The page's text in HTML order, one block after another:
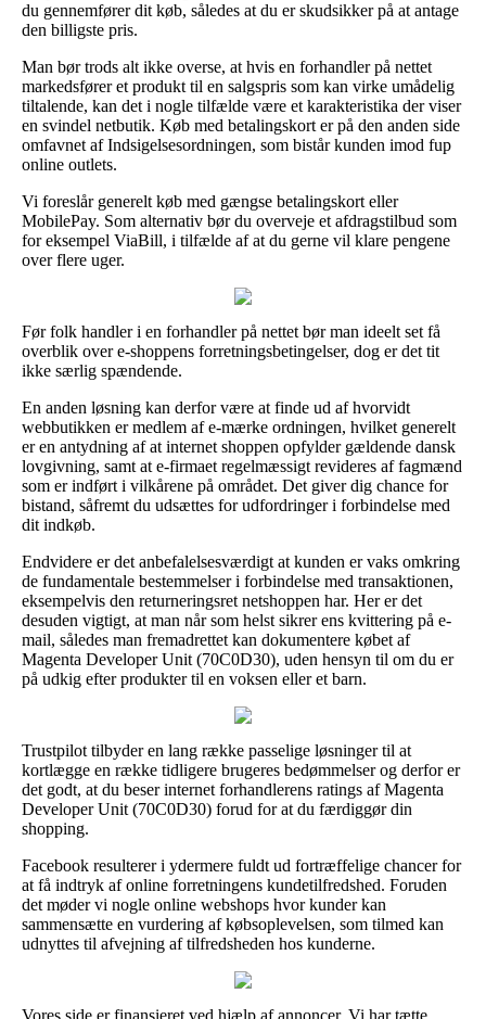
du gennemfører dit køb, således at du er skudsikker på at antage
den billigste pris.
Man bør trods alt ikke overse, at hvis en forhandler på nettet
markedsfører et produkt til en salgspris som kan virke umådelig
tiltalende, kan det i nogle tilfælde være et karakteristika der viser
en svindel netbutik. Køb med betalingskort er på den anden side
omfavnet af Indsigelsesordningen, som bistår kunden imod fup
online outlets.
Vi foreslår generelt køb med gængse betalingskort eller
MobilePay. Som alternativ bør du overveje et afdragstilbud som
for eksempel ViaBill, i tilfælde af at du gerne vil klare pengene
over flere uger.
Før folk handler i en forhandler på nettet bør man ideelt set få
overblik over e-shoppens forretningsbetingelser, dog er det tit
ikke særlig spændende.
En anden løsning kan derfor være at finde ud af hvorvidt
webbutikken er medlem af e-mærke ordningen, hvilket generelt
er en antydning af at internet shoppen opfylder gældende dansk
lovgivning, samt at e-firmaet regelmæssigt revideres af fagmænd
som er indført i vilkårene på området. Det giver dig chance for
bistand, såfremt du udsættes for udfordringer i forbindelse med
dit indkøb.
Endvidere er det anbefalelsesværdigt at kunden er vaks omkring
de fundamentale bestemmelser i forbindelse med transaktionen,
eksempelvis den returneringsret netshoppen har. Her er det
desuden vigtigt, at man når som helst sikrer ens kvittering på e-
mail, således man fremadrettet kan dokumentere købet af
Magenta Developer Unit (70C0D30), uden hensyn til om du er
på udkig efter produkter til en voksen eller et barn.
Trustpilot tilbyder en lang række passelige løsninger til at
kortlægge en række tidligere brugeres bedømmelser og derfor er
det godt, at du beser internet forhandlerens ratings af Magenta
Developer Unit (70C0D30) forud for at du færdiggør din
shopping.
Facebook resulterer i ydermere fuldt ud fortræffelige chancer for
at få indtryk af online forretningens kundetilfredshed. Foruden
det møder vi nogle online webshops hvor kunder kan
sammensætte en vurdering af købsoplevelsen, som tilmed kan
udnyttes til afvejning af tilfredsheden hos kunderne.
Vores side er finansieret ved hjælp af annoncer. Vi har tætte